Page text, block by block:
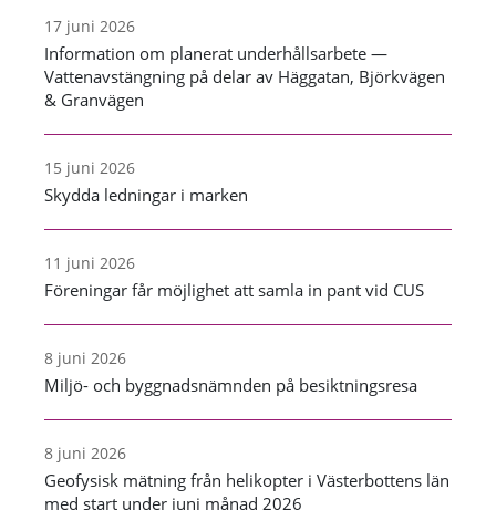
17 juni 2026
Information om planerat underhållsarbete —
Vattenavstängning på delar av Häggatan, Björkvägen
& Granvägen
15 juni 2026
Skydda ledningar i marken
11 juni 2026
Föreningar får möjlighet att samla in pant vid CUS
8 juni 2026
Miljö- och byggnadsnämnden på besiktningsresa
8 juni 2026
Geofysisk mätning från helikopter i Västerbottens län
med start under juni månad 2026